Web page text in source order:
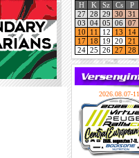
H K Sz Cs P
27 28 29 30 31
03 04 05 06 07
10
11 12 13 14
17
18 19 20 21
24 25 26 27 28
2026.08.07-11.